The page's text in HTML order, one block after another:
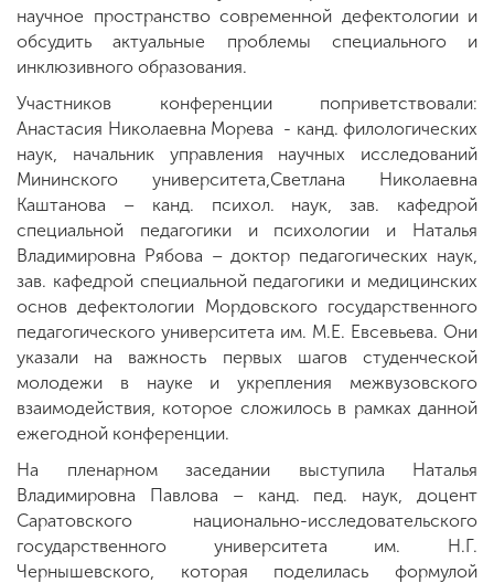
научное пространство современной дефектологии и
обсудить актуальные проблемы специального и
инклюзивного образования.
Участников конференции поприветствовали:
Анастасия Николаевна Морева - канд. филологических
наук, начальник управления научных исследований
Мининского университета,Светлана Николаевна
Каштанова – канд. психол. наук, зав. кафедрой
специальной педагогики и психологии и Наталья
Владимировна Рябова – доктор педагогических наук,
зав. кафедрой специальной педагогики и медицинских
основ дефектологии Мордовского государственного
педагогического университета им. М.Е. Евсевьева. Они
указали на важность первых шагов студенческой
молодежи в науке и укрепления межвузовского
взаимодействия, которое сложилось в рамках данной
ежегодной конференции.
На пленарном заседании выступила Наталья
Владимировна Павлова – канд. пед. наук, доцент
Саратовского национально-исследовательского
государственного университета им. Н.Г.
Чернышевского, которая поделилась формулой